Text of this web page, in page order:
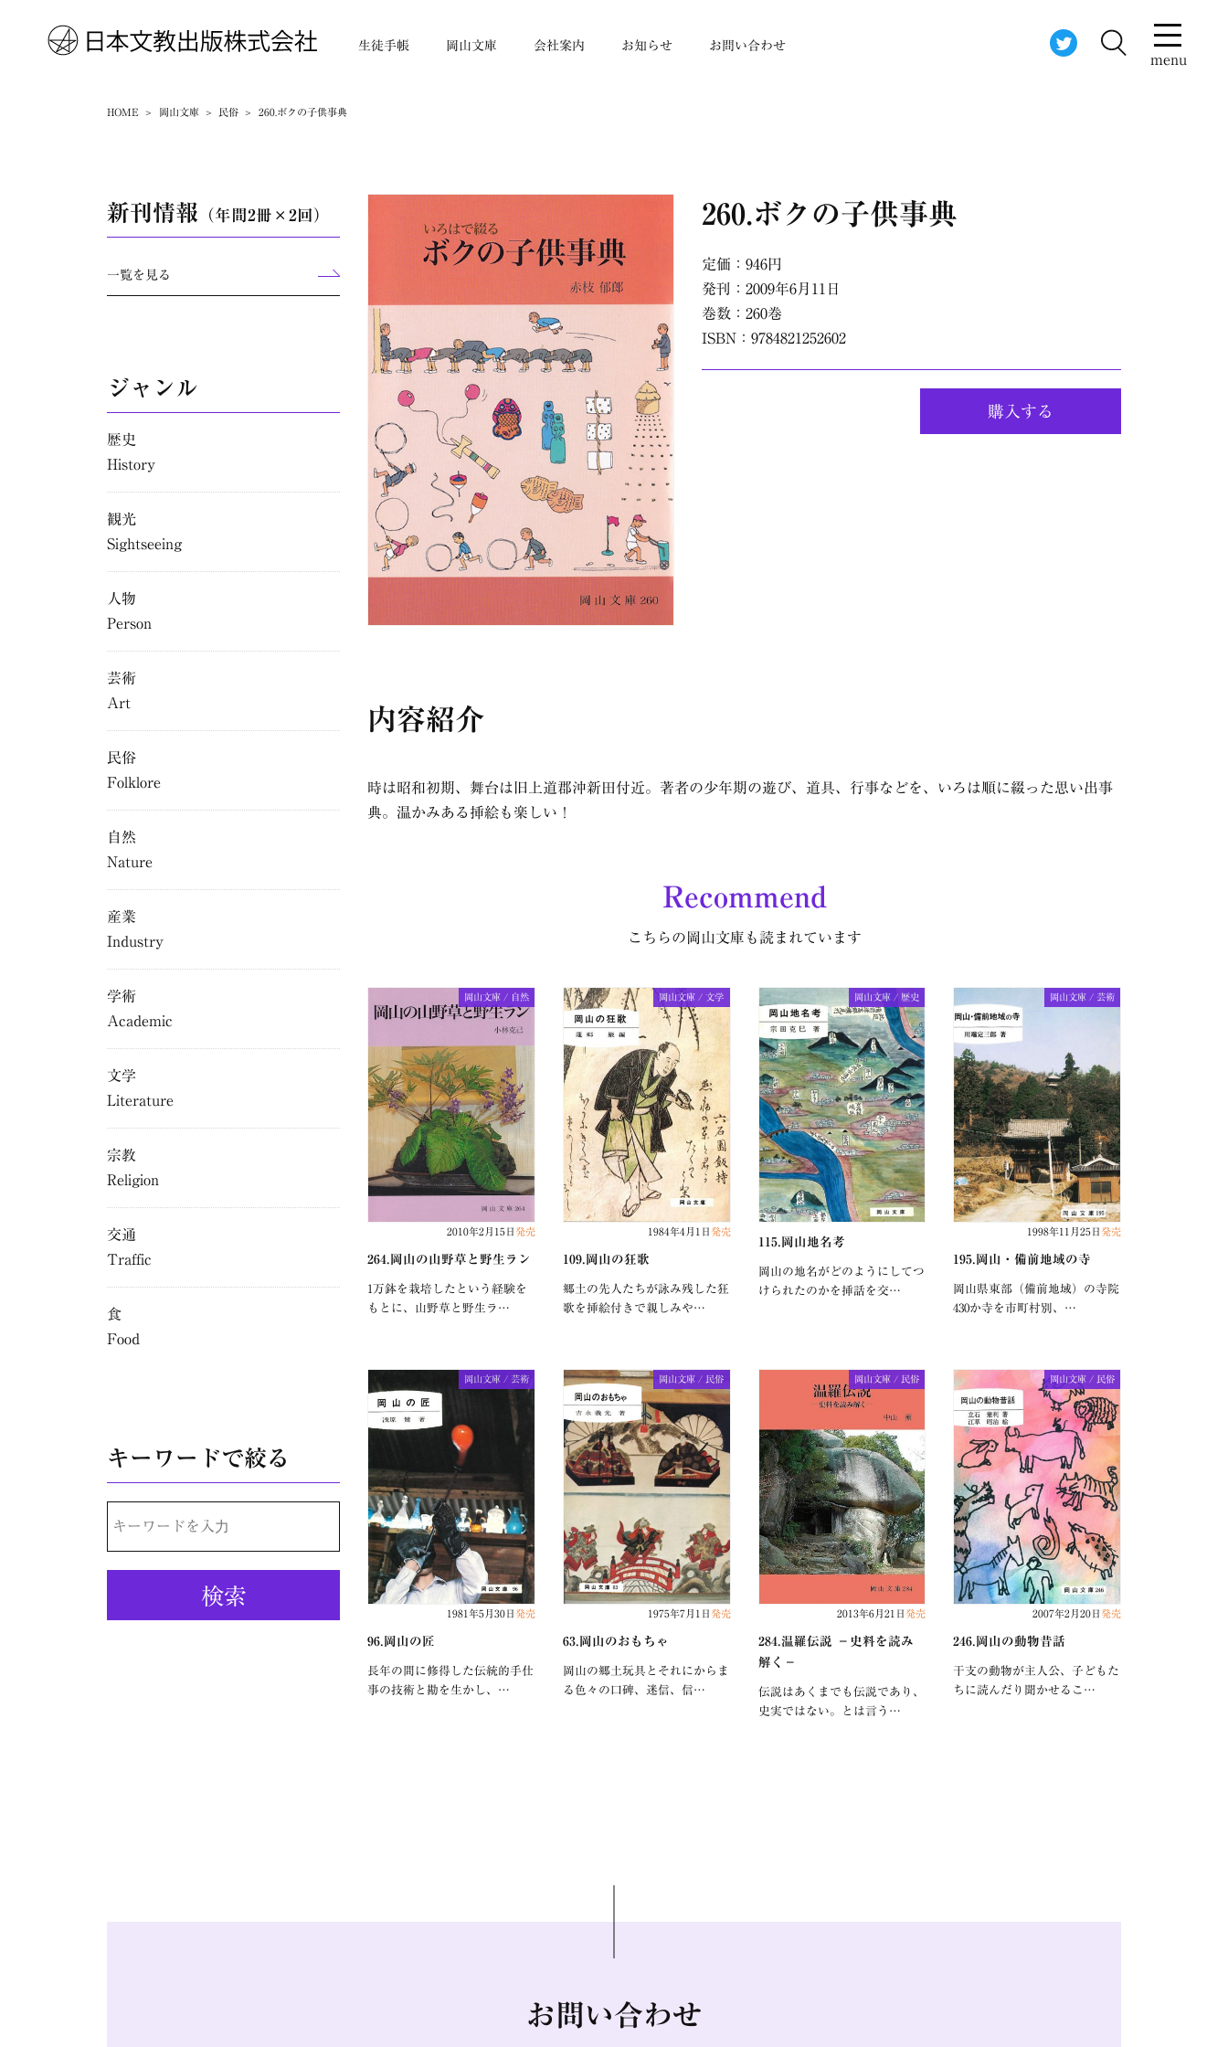
生徒手帳 岡山文庫 会社案内 お知らせ お問い合わせ
menu
HOME 岡山文庫 民俗 260.ボクの子供事典
260.ボクの子供事典
定価：946円
発刊：2009年6月11日
巻数：260巻
ISBN：9784821252602
購入する
内容紹介
時は昭和初期、舞台は旧上道郡沖新田付近。著者の少年期の遊び、道具、行事などを、いろは順に綴った思い出事
典。温かみある挿絵も楽しい！
Recommend
こちらの岡山文庫も読まれています
岡山文庫 / 自然
2010年2月15日 発売
264.岡山の山野草と野生ラン
1万鉢を栽培したという経験を
もとに、山野草と野生ラ…
岡山文庫 / 文学
1984年4月1日 発売
109.岡山の狂歌
郷土の先人たちが詠み残した狂
歌を挿絵付きで親しみや…
岡山文庫 / 歴史
115.岡山地名考
岡山の地名がどのようにしてつ
けられたのかを挿話を交…
岡山文庫 / 芸術
1998年11月25日 発売
195.岡山・備前地域の寺
岡山県東部（備前地域）の寺院
430か寺を市町村別、…
岡山文庫 / 芸術
1981年5月30日 発売
96.岡山の匠
長年の間に修得した伝統的手仕
事の技術と勘を生かし、…
岡山文庫 / 民俗
1975年7月1日 発売
63.岡山のおもちゃ
岡山の郷土玩具とそれにからま
る色々の口碑、迷信、信…
岡山文庫 / 民俗
2013年6月21日 発売
284.温羅伝説 －史料を読み
解く－
伝説はあくまでも伝説であり、
史実ではない。とは言う…
岡山文庫 / 民俗
2007年2月20日 発売
246.岡山の動物昔話
干支の動物が主人公、子どもた
ちに読んだり聞かせるこ…
新刊情報 （年間2冊×2回）
一覧を見る
ジャンル
歴史
History
観光
Sightseeing
人物
Person
芸術
Art
民俗
Folklore
自然
Nature
産業
Industry
学術
Academic
文学
Literature
宗教
Religion
交通
Traffic
食
Food
キーワードで絞る
お問い合わせ